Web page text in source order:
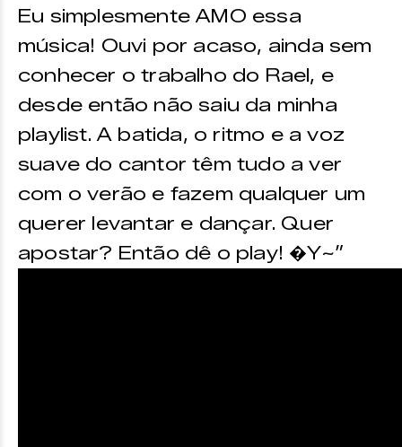
Eu simplesmente AMO essa
música! Ouvi por acaso, ainda sem
conhecer o trabalho do Rael, e
desde então não saiu da minha
playlist. A batida, o ritmo e a voz
suave do cantor têm tudo a ver
com o verão e fazem qualquer um
querer levantar e dançar. Quer
apostar? Então dê o play! �Y~”